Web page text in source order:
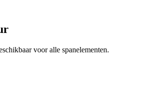
voor alle spanelementen.